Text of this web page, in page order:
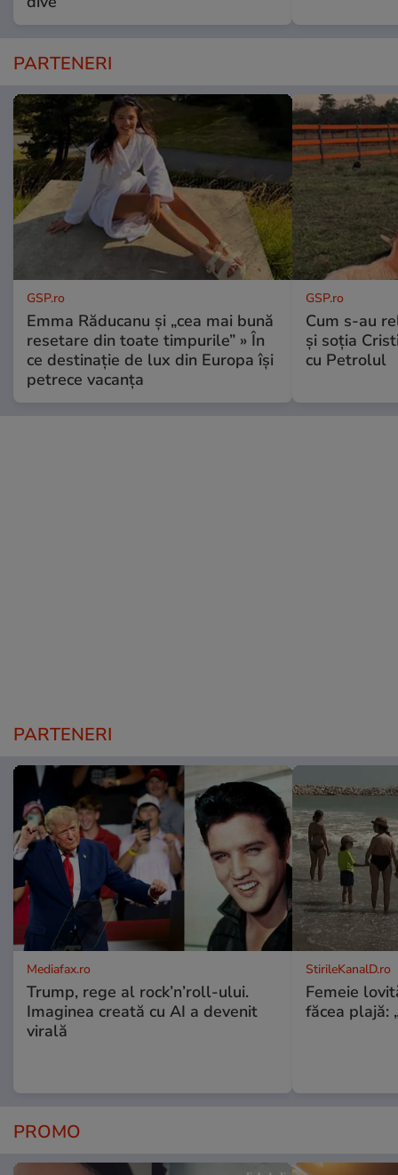
PARTENERI
GSP.ro
Emma Răducanu și „cea mai bună
resetare din toate timpurile” » În
ce destinație de lux din Europa își
petrece vacanța
GSP.ro
Cum s-au
și soția
cu Petrolul
PARTENERI
Mediafax.ro
Trump, rege al rock’n’roll-ului.
Imaginea creată cu AI a devenit
virală
StirileKanalD.ro
Femeie
făcea plajă:
PROMO